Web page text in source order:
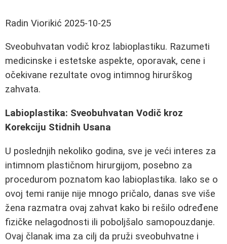
Radin Viorikić 2025-10-25
Sveobuhvatan vodič kroz labioplastiku. Razumeti
medicinske i estetske aspekte, oporavak, cene i
očekivane rezultate ovog intimnog hirurškog
zahvata.
Labioplastika: Sveobuhvatan Vodič kroz
Korekciju Stidnih Usana
U poslednjih nekoliko godina, sve je veći interes za
intimnom plastičnom hirurgijom, posebno za
procedurom poznatom kao labioplastika. Iako se o
ovoj temi ranije nije mnogo pričalo, danas sve više
žena razmatra ovaj zahvat kako bi rešilo određene
fizičke nelagodnosti ili poboljšalo samopouzdanje.
Ovaj članak ima za cilj da pruži sveobuhvatne i